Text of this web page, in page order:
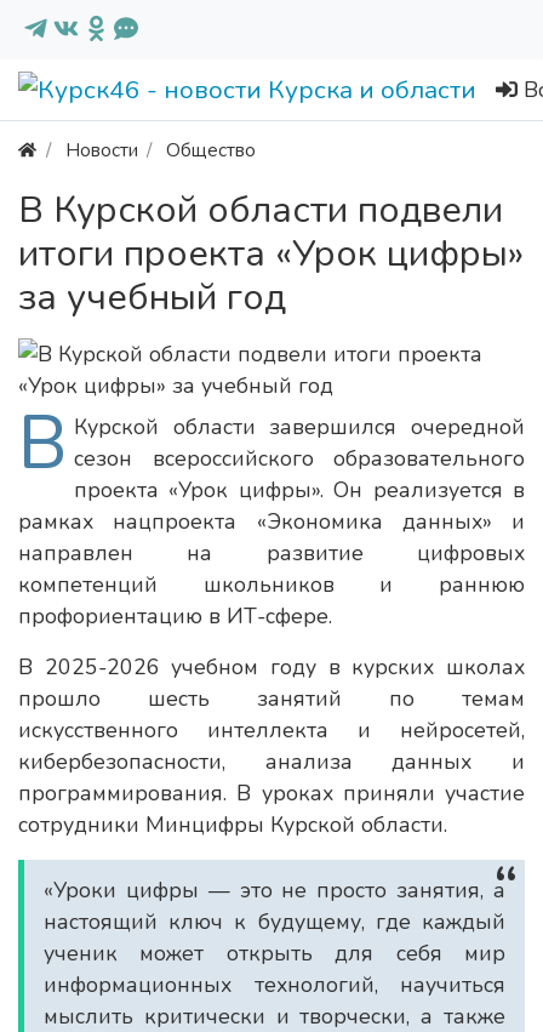
Новости Общество
В Курской области подвели
итоги проекта «Урок цифры»
за учебный год
В Курской области завершился очередной
сезон всероссийского образовательного
проекта «Урок цифры». Он реализуется в
рамках нацпроекта «Экономика данных» и
направлен на развитие цифровых
компетенций школьников и раннюю
профориентацию в ИТ-сфере.
В 2025-2026 учебном году в курских школах
прошло шесть занятий по темам
искусственного интеллекта и нейросетей,
кибербезопасности, анализа данных и
программирования. В уроках приняли участие
сотрудники Минцифры Курской области.
«Уроки цифры — это не просто занятия, а
настоящий ключ к будущему, где каждый
ученик может открыть для себя мир
информационных технологий, научиться
мыслить критически и творчески, а также